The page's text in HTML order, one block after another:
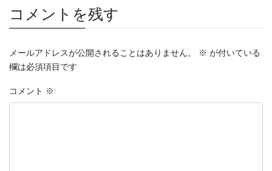
コメントを残す
メールアドレスが公開されることはありません。 ※ が付いている
欄は必須項目です
コメント ※